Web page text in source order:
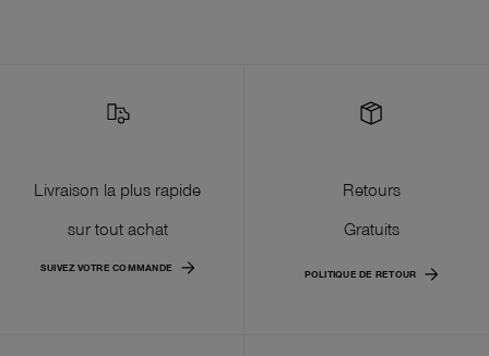
Livraison la plus rapide
sur tout achat
SUIVEZ VOTRE COMMANDE
Retours
Gratuits
POLITIQUE DE RETOUR